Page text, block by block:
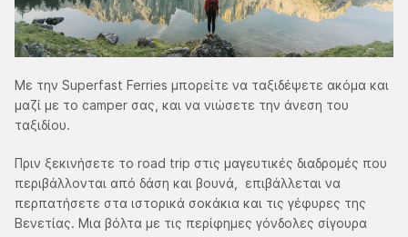
Με την Superfast Ferries μπορείτε να ταξιδέψετε ακόμα και
μαζί με το camper σας, και να νιώσετε την άνεση του
ταξιδίου.
Πριν ξεκινήσετε το road trip στις μαγευτικές διαδρομές που
περιβάλλονται από δάση και βουνά, επιβάλλεται να
περπατήσετε στα ιστορικά σοκάκια και τις γέφυρες της
Βενετίας. Μια βόλτα με τις περίφημες γόνδολες σίγουρα